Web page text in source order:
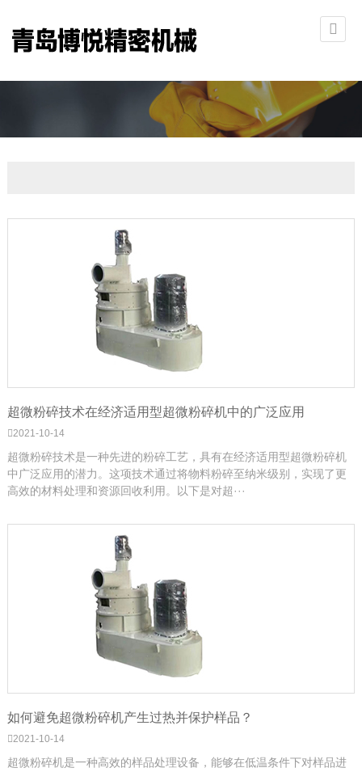
超微粉碎技术在经济适用型超微粉碎机中的广泛应用
2021-10-14
超微粉碎技术是一种先进的粉碎工艺，具有在经济适用型超微粉碎机
中广泛应用的潜力。这项技术通过将物料粉碎至纳米级别，实现了更
高效的材料处理和资源回收利用。以下是对超···
如何避免超微粉碎机产生过热并保护样品？
2021-10-14
超微粉碎机是一种高效的样品处理设备，能够在低温条件下对样品进